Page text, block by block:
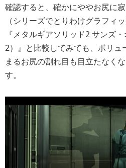
確認すると、確かにややお尻に
（シリーズでとりわけグラフィ
『メタルギアソリッド2 サンズ
2）』と比較してみても、ボリ
まるお尻の割れ目も目立たなく
す。